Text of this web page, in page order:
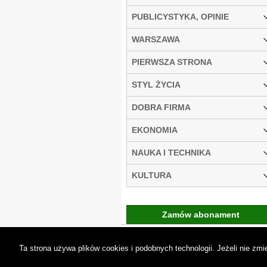
PUBLICYSTYKA, OPINIE
WARSZAWA
PIERWSZA STRONA
STYL ŻYCIA
DOBRA FIRMA
EKONOMIA
NAUKA I TECHNIKA
KULTURA
Zamów abonament
Ta strona używa plików cookies i podobnych technologii. Jeżeli nie